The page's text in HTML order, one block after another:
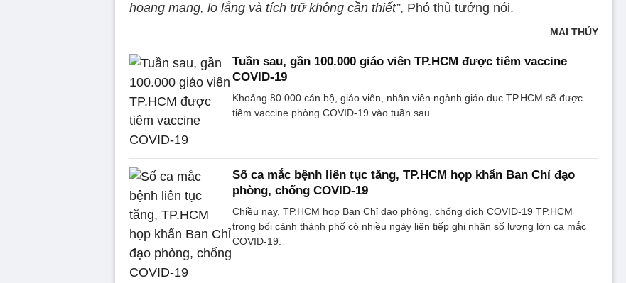
hoang mang, lo lắng và tích trữ không cần thiết”, Phó thủ tướng nói.
MAI THÚY
Tuần sau, gần 100.000 giáo viên TP.HCM được tiêm vaccine
COVID-19
Khoảng 80.000 cán bộ, giáo viên, nhân viên ngành giáo dục TP.HCM sẽ được
tiêm vaccine phòng COVID-19 vào tuần sau.
Số ca mắc bệnh liên tục tăng, TP.HCM họp khẩn Ban Chỉ đạo
phòng, chống COVID-19
Chiều nay, TP.HCM họp Ban Chỉ đạo phòng, chống dịch COVID-19 TP.HCM
trong bối cảnh thành phố có nhiều ngày liên tiếp ghi nhận số lượng lớn ca mắc
COVID-19.